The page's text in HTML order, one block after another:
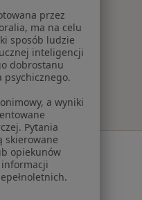
Warszawie
przez
ma na celu
sposób ludzie
inteligencji
dobrostanu
psychicznego.
a wyniki
Pytania
skierowane
opiekunów